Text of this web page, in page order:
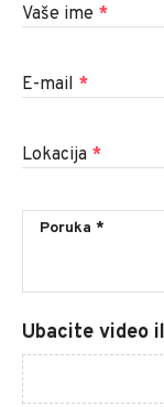
Vaše ime *
E-mail *
Lokacija *
Ubacite video